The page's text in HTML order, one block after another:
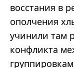
восстания в
ополчения
учинили там
конфликта